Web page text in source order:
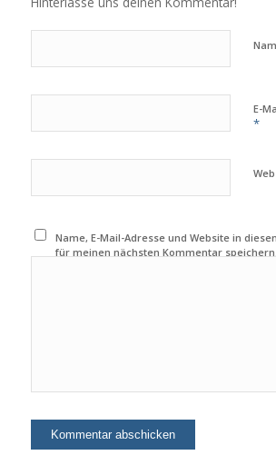
E-
*
Name, E-Mail-Adresse und Website in
für meinen nächsten Kommentar speichern.